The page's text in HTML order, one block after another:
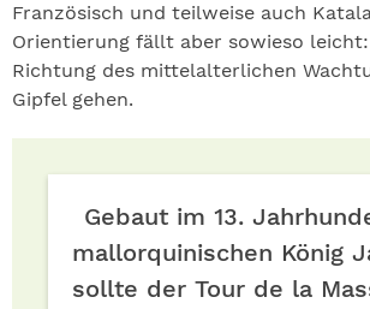
Französisch und teilweise auch
Orientierung fällt aber sowieso
Richtung des mittelalterlichen
Gipfel gehen.
Gebaut im 13.
mallor­quinischen König
sollte der Tour de la